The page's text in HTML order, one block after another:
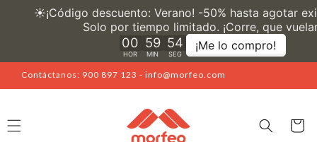
directamente
Contáctanos: 900 897 123 - info@morfeo.com
Carrito